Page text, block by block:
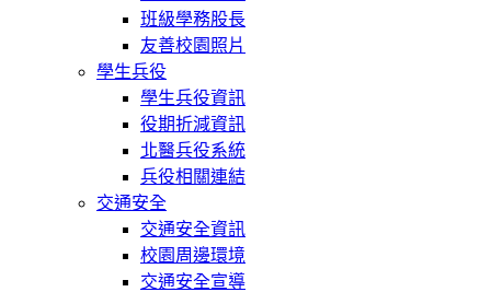
班級學務股長
友善校園照片
學生兵役
學生兵役資訊
役期折減資訊
北醫兵役系統
兵役相關連結
交通安全
交通安全資訊
校園周邊環境
交通安全宣導